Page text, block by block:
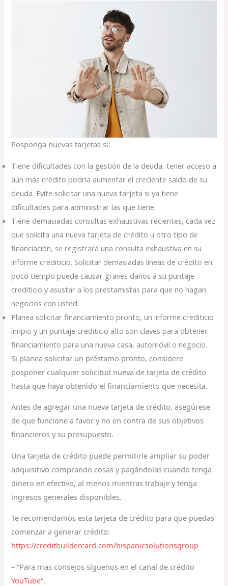
Posponga nuevas tarjetas si:
Tiene dificultades con la gestión de la deuda, tener acceso a
aún más crédito podría aumentar el creciente saldo de su
deuda. Evite solicitar una nueva tarjeta si ya tiene
dificultades para administrar las que tiene.
Tiene demasiadas consultas exhaustivas recientes, cada vez
que solicita una nueva tarjeta de crédito u otro tipo de
financiación, se registrará una consulta exhaustiva en su
informe crediticio. Solicitar demasiadas líneas de crédito en
poco tiempo puede causar graves daños a su puntaje
crediticio y asustar a los prestamistas para que no hagan
negocios con usted.
Planea solicitar financiamiento pronto, un informe crediticio
limpio y un puntaje crediticio alto son claves para obtener
financiamiento para una nueva casa, automóvil o negocio.
Si planea solicitar un préstamo pronto, considere
posponer cualquier solicitud nueva de tarjeta de crédito
hasta que haya obtenido el financiamiento que necesita.
Antes de agregar una nueva tarjeta de crédito, asegúrese
de que funcione a favor y no en contra de sus objetivos
financieros y su presupuesto.
Una tarjeta de crédito puede permitirle ampliar su poder
adquisitivo comprando cosas y pagándolas cuando tenga
dinero en efectivo, al menos mientras trabaje y tenga
ingresos generales disponibles.
Te recomendamos esta tarjeta de crédito para que puedas
comenzar a generar crédito:
https://creditbuildercard.com/hispanicsolutionsgroup
– “Para mas consejos síguenos en el canal de crédito
YouTube“,